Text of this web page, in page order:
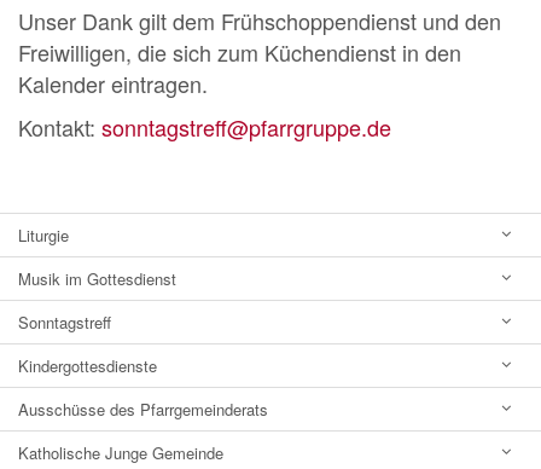
Unser Dank gilt dem Frühschoppendienst und den
Freiwilligen, die sich zum Küchendienst in den
Kalender eintragen.
Kontakt: sonntagstreff@pfarrgruppe.de
Liturgie
Musik im Gottesdienst
Sonntagstreff
Kindergottesdienste
Ausschüsse des Pfarrgemeinderats
Katholische Junge Gemeinde